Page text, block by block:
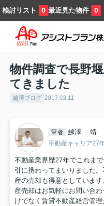
検討リスト 0 最近見た物件 0
物件調査で長野
てきました
越澤ブログ 2017.03.11
筆者 越澤 靖
不動産キャリア27
不動産業界歴27年でこれま
引に携わってまいりました
産の売却も得意としていま
産売却はお気軽にお問い合
けでなく賃貸不動産経営管